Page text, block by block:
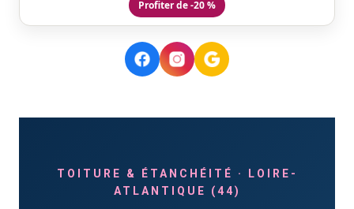
Profiter de -20 %
TOITURE & ÉTANCHÉITÉ · LOIRE-
ATLANTIQUE (44)